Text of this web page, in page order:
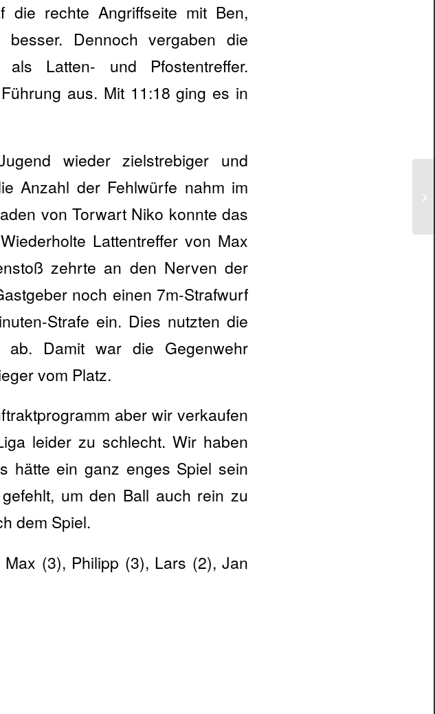
die rechte Angriffseite mit Ben,
Dennoch vergaben die
Latten- und Pfostentreffer.
aus. Mit 11:18 ging es in
wieder zielstrebiger und
Anzahl der Fehlwürfe nahm im
von Torwart Niko konnte das
Lattentreffer von Max
zehrte an den Nerven der
noch einen 7m-Strafwurf
Strafe ein. Dies nutzten die
ab. Damit war die Gegenwehr
vom Platz.
aber wir verkaufen
leider zu schlecht. Wir haben
hätte ein ganz enges Spiel sein
um den Ball auch rein zu
dem Spiel.
(3), Philipp (3), Lars (2), Jan